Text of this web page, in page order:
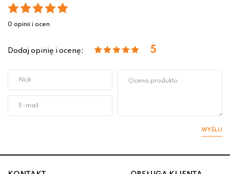
0 opinii i ocen
Dodaj opinię i ocenę: 5
WYŚLIJ